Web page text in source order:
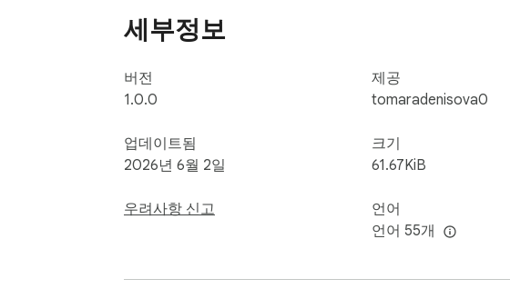
재료,전기,프린터 마모,노동력 및 고장 완충 장치 등 모든 센
완전히 오프라인으로 작동-인터넷 연결이 필요하지 않습니다.
권한이 요청되지 않았습니다.
수집,저장 또는 전송 된 데이터가 없습니다. 모든 계산은 브
누구 를 위한 것 인가
세부정보
버전
1.0.0
업데이트됨
2026년 6월 2일
우려사항 신고
제공
tomaradenisova0
크기
61.67KiB
언어
언어 55개